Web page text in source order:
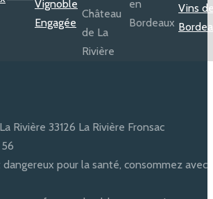
Rivière 33126 La Rivière Fronsac
pour la santé, consommez avec